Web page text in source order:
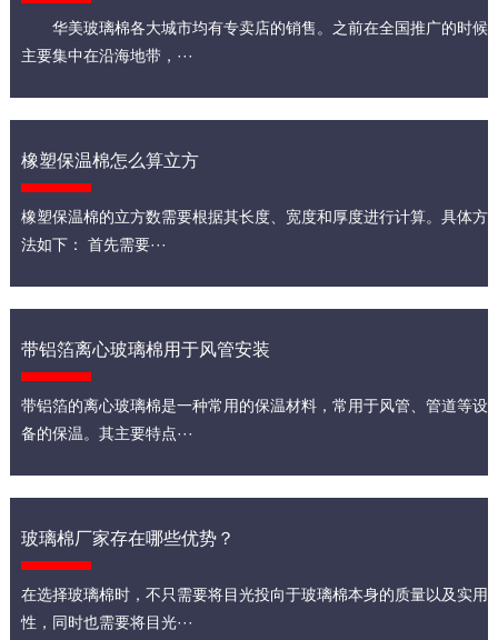
华美玻璃棉各大城市均有专卖店的销售。之前在全国推广的时候
主要集中在沿海地带，···
橡塑保温棉怎么算立方
橡塑保温棉的立方数需要根据其长度、宽度和厚度进行计算。具体方
法如下： 首先需要···
带铝箔离心玻璃棉用于风管安装
带铝箔的离心玻璃棉是一种常用的保温材料，常用于风管、管道等设
备的保温。其主要特点···
玻璃棉厂家存在哪些优势？
在选择玻璃棉时，不只需要将目光投向于玻璃棉本身的质量以及实用
性，同时也需要将目光···